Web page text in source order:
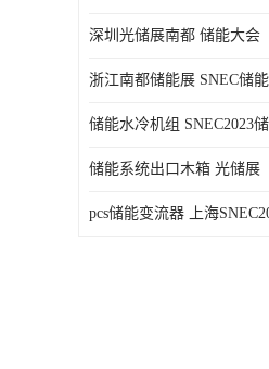
深圳光储展南都 储能大会
浙江南都储能展 SNEC储
储能系统出口木箱 光储展